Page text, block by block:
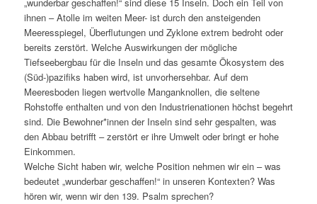
ihnen – Atolle im weiten Meer- ist durch den ansteigenden
Meeresspiegel, Überflutungen und Zyklone extrem bedroht oder
bereits zerstört. Welche Auswirkungen der mögliche
Tiefseebergbau für die Inseln und das gesamte Ökosystem des
(Süd-)pazifiks haben wird, ist unvorhersehbar. Auf dem
Meeresboden liegen wertvolle Manganknollen, die seltene
Rohstoffe enthalten und von den Industrienationen höchst begehrt
sind. Die Bewohner*innen der Inseln sind sehr gespalten, was
den Abbau betrifft – zerstört er ihre Umwelt oder bringt er hohe
Einkommen.
Welche Sicht haben wir, welche Position nehmen wir ein – was
bedeutet „wunderbar geschaffen!“ in unseren Kontexten? Was
hören wir, wenn wir den 139. Psalm sprechen?